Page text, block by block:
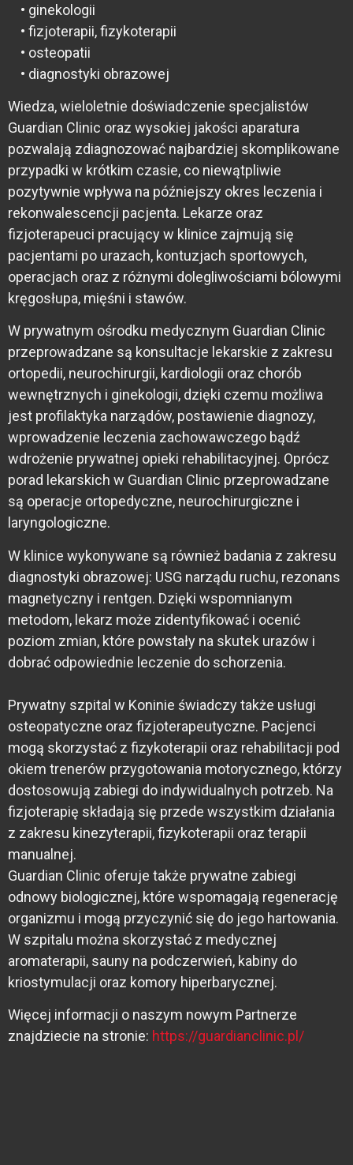
• ginekologii
• fizjoterapii, fizykoterapii
• osteopatii
• diagnostyki obrazowej
Wiedza, wieloletnie doświadczenie specjalistów
Guardian Clinic oraz wysokiej jakości aparatura
pozwalają zdiagnozować najbardziej skomplikowane
przypadki w krótkim czasie, co niewątpliwie
pozytywnie wpływa na późniejszy okres leczenia i
rekonwalescencji pacjenta. Lekarze oraz
fizjoterapeuci pracujący w klinice zajmują się
pacjentami po urazach, kontuzjach sportowych,
operacjach oraz z różnymi dolegliwościami bólowymi
kręgosłupa, mięśni i stawów.
W prywatnym ośrodku medycznym Guardian Clinic
przeprowadzane są konsultacje lekarskie z zakresu
ortopedii, neurochirurgii, kardiologii oraz chorób
wewnętrznych i ginekologii, dzięki czemu możliwa
jest profilaktyka narządów, postawienie diagnozy,
wprowadzenie leczenia zachowawczego bądź
wdrożenie prywatnej opieki rehabilitacyjnej. Oprócz
porad lekarskich w Guardian Clinic przeprowadzane
są operacje ortopedyczne, neurochirurgiczne i
laryngologiczne.
W klinice wykonywane są również badania z zakresu
diagnostyki obrazowej: USG narządu ruchu, rezonans
magnetyczny i rentgen. Dzięki wspomnianym
metodom, lekarz może zidentyfikować i ocenić
poziom zmian, które powstały na skutek urazów i
dobrać odpowiednie leczenie do schorzenia.
Prywatny szpital w Koninie świadczy także usługi
osteopatyczne oraz fizjoterapeutyczne. Pacjenci
mogą skorzystać z fizykoterapii oraz rehabilitacji pod
okiem trenerów przygotowania motorycznego, którzy
dostosowują zabiegi do indywidualnych potrzeb. Na
fizjoterapię składają się przede wszystkim działania
z zakresu kinezyterapii, fizykoterapii oraz terapii
manualnej.
Guardian Clinic oferuje także prywatne zabiegi
odnowy biologicznej, które wspomagają regenerację
organizmu i mogą przyczynić się do jego hartowania.
W szpitalu można skorzystać z medycznej
aromaterapii, sauny na podczerwień, kabiny do
kriostymulacji oraz komory hiperbarycznej.
Więcej informacji o naszym nowym Partnerze
znajdziecie na stronie: https://guardianclinic.pl/